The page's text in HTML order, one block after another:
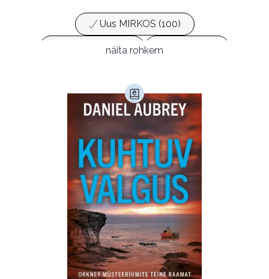
Uus MIRKOS (100)
Populaarsed (25)
Ajakirjad (17)
Armastusromaanid (294)
Audioperioodika
Biograafiad (229)
Eesti kirjandus (1776)
Ettevõtlus (30)
Filoloogia (121)
Filosoofia (148)
Geograafia (65)
Haridus (20)
Ilukirjandus (4255)
näita rohkem